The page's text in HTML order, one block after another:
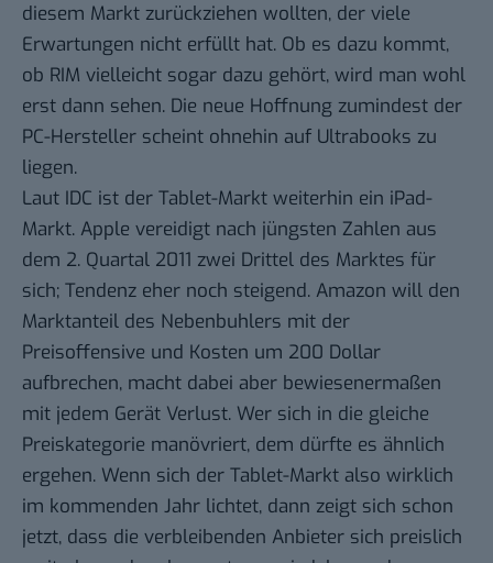
diesem Markt zurückziehen wollten, der viele
Erwartungen nicht erfüllt hat. Ob es dazu kommt,
ob RIM vielleicht sogar dazu gehört, wird man wohl
erst dann sehen. Die neue Hoffnung zumindest der
PC-Hersteller scheint ohnehin auf Ultrabooks zu
liegen.
Laut IDC ist der Tablet-Markt weiterhin ein iPad-
Markt. Apple vereidigt nach jüngsten Zahlen aus
dem 2. Quartal 2011 zwei Drittel des Marktes für
sich; Tendenz eher noch steigend. Amazon will den
Marktanteil des Nebenbuhlers mit der
Preisoffensive und Kosten um 200 Dollar
aufbrechen, macht dabei aber bewiesenermaßen
mit jedem Gerät Verlust. Wer sich in die gleiche
Preiskategorie manövriert, dem dürfte es ähnlich
ergehen. Wenn sich der Tablet-Markt also wirklich
im kommenden Jahr lichtet, dann zeigt sich schon
jetzt, dass die verbleibenden Anbieter sich preislich